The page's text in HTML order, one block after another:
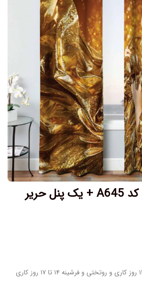
پرده پانچی چاپی کد A645 + یک پنل حریر
تحویل محصول پرده ۱۰ تا ۱۲ روز کاری و روتختی و فرشینه ۱۴ تا ۱۷ روز کاری